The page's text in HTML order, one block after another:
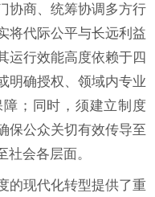
协商、统筹协调多方行
将代际公平与长远利益
运行效能高度依赖于四
明确授权、领域内专业
；同时，须建立制度
保公众关切有效传导至
会各层面。
的现代化转型提供了重